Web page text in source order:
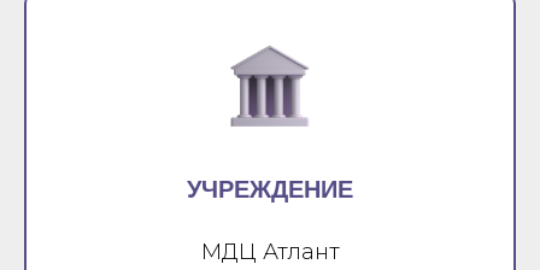
УЧРЕЖДЕНИЕ
МДЦ Атлант